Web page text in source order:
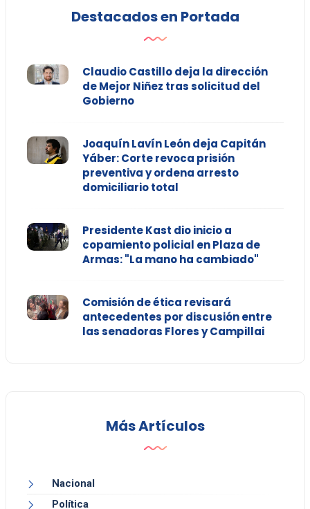
Destacados en Portada
Claudio Castillo deja la dirección
de Mejor Niñez tras solicitud del
Gobierno
Joaquín Lavín León deja Capitán
Yáber: Corte revoca prisión
preventiva y ordena arresto
domiciliario total
Presidente Kast dio inicio a
copamiento policial en Plaza de
Armas: "La mano ha cambiado"
Comisión de ética revisará
antecedentes por discusión entre
las senadoras Flores y Campillai
Más Artículos
Nacional
Política